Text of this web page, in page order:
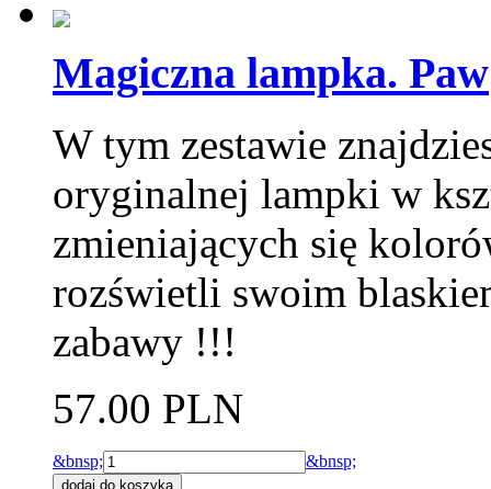
Magiczna lampka. Paw
W tym zestawie
oryginalnej lampki w
zmieniających się
rozświetli swoim
zabawy !!!
57.00 PLN
&bnsp; &bnsp;